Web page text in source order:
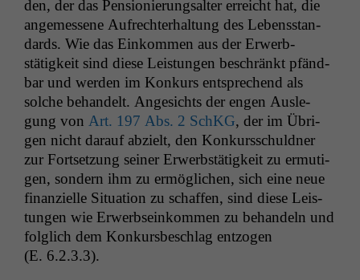
den, der das Pen­sion­ierungsalter erre­icht hat, die
angemessene Aufrechter­hal­tung des Lebens­stan­
dards. Wie das Einkom­men aus der Erwerb­
stätigkeit sind diese Leis­tun­gen beschränkt pfänd­
bar und wer­den im Konkurs entsprechend als
solche behan­delt. Angesichts der engen Ausle­
gung von Art. 197 Abs. 2 SchKG, der im Übri­
gen nicht darauf abzielt, den Konkurss­chuld­ner
zur Fort­set­zung sein­er Erwerb­stätigkeit zu ermuti­
gen, son­dern ihm zu ermöglichen, sich eine neue
finanzielle Sit­u­a­tion zu schaf­fen, sind diese Leis­
tun­gen wie Erwerb­seinkom­men zu behan­deln und
fol­glich dem Konkurs­beschlag ent­zo­gen
(E. 6.2.3.3).
Cookies sind
nicht
optional, es
braucht sie,
damit die
Website
korrekt
angezeigt
werden kann.
Statistiken
Um unsere
Website zu
verbessern,